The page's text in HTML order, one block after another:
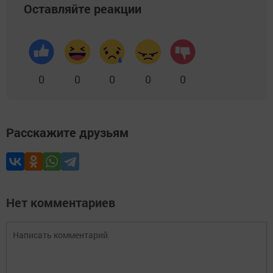
Оставляйте реакции
0 0 0 0 0
Расскажите друзьям
Нет комментариев